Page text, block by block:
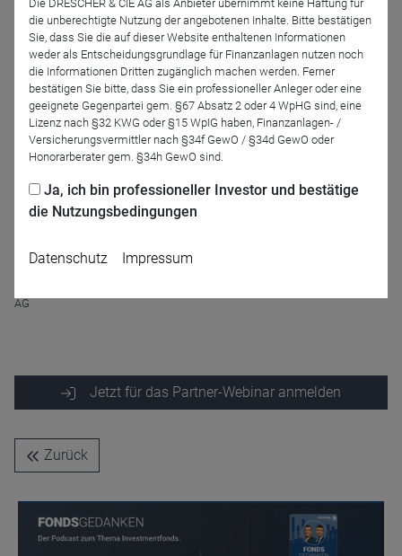
Montag, den04. November 2024von08:30 - 09:00 Uhr
(plus Zeit für Ihre Fragen).
Referenten
Carsten Mumm
AG
Jetzt für das Partner-Webinar anmelden
Zurück
Die DRESCHER & CIE AG als Anbieter übernimmt keine Haftung für
die unberechtigte Nutzung der angebotenen Inhalte. Bitte bestätigen
Sie, dass Sie die auf dieser Website enthaltenen Informationen
weder als Entscheidungsgrundlage für Finanzanlagen nutzen noch
die Informationen Dritten zugänglich machen werden. Ferner
bestätigen Sie bitte, dass Sie ein professioneller Anleger oder eine
geeignete Gegenpartei gem. §67 Absatz 2 oder 4 WpHG sind, eine
Lizenz nach §32 KWG oder §15 WpIG haben, Finanzanlagen- /
Versicherungsvermittler nach §34f GewO / §34d GewO oder
Honorarberater gem. §34h GewO sind.
Ja, ich bin professioneller Investor und bestätige
die Nutzungsbedingungen
Datenschutz Impressum
Anbieter
D&C
Zweck